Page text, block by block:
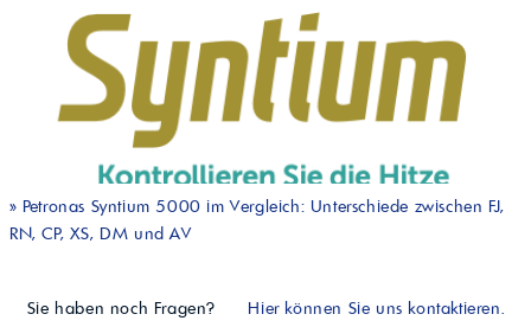
» Petronas Syntium 5000 im Vergleich: Unterschiede zwischen FJ,
RN, CP, XS, DM und AV
Sie haben noch Fragen? Hier können Sie uns kontaktieren.